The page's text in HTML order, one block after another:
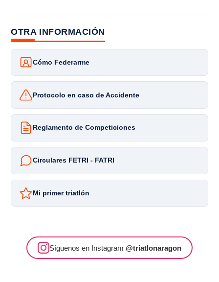
OTRA INFORMACIÓN
Cómo Federarme
Protocolo en caso de Accidente
Reglamento de Competiciones
Circulares FETRI - FATRI
Mi primer triatlón
Síguenos en Instagram @triatlonaragon